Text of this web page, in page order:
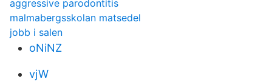
aggressive parodontitis
malmabergsskolan matsedel
jobb i salen
oNiNZ
vjW